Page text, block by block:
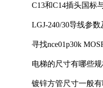
C13和C14插头国标
LGJ-240/30导线参
寻找nce01p30k
电梯的尺寸有哪些规
镀锌方管尺寸一般